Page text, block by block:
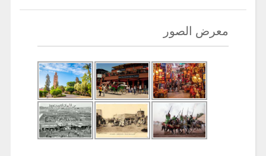
معرض الصور